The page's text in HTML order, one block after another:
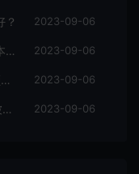
？ 2023-09-06
云服务器是什么？你需要知道这些基本知识 2023-09-06
Apple Motion for Mac 苹果电脑 视频编辑软件 2023-09-06
“中药房配酸梅汤”火了，医院服务器被挤爆，网友：更适合中国宝宝体质 2023-09-06